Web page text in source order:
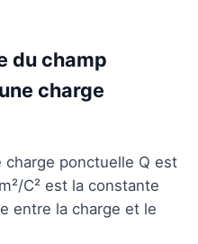
du champ
charge
ponctuelle Q est
C² est la constante
entre la charge et le